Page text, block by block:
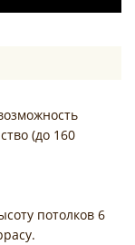
(до 160
потолков 6